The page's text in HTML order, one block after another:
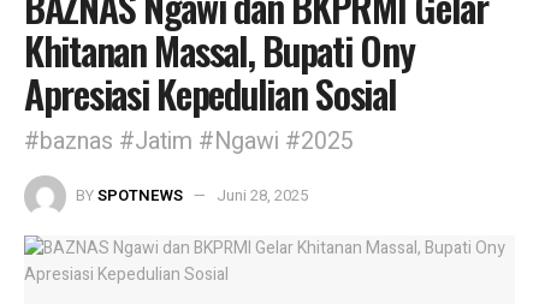
Khitanan Massal, Bupati Ony
Apresiasi Kepedulian Sosial
#baznas #Jatim #Ngawi #2025
BYSPOTNEWS Juni 28, 2025